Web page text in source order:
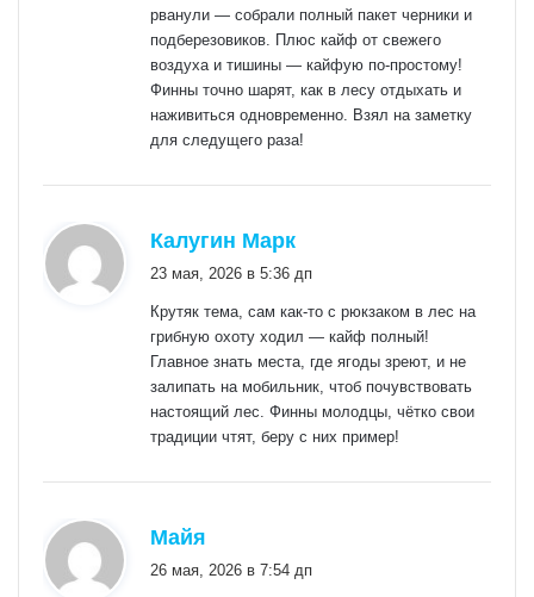
рванули — собрали полный пакет черники и
подберезовиков. Плюс кайф от свежего
воздуха и тишины — кайфую по-простому!
Финны точно шарят, как в лесу отдыхать и
наживиться одновременно. Взял на заметку
для следущего раза!
Калугин Марк
23 мая, 2026 в 5:36 дп
Крутяк тема, сам как-то с рюкзаком в лес на
грибную охоту ходил — кайф полный!
Главное знать места, где ягоды зреют, и не
залипать на мобильник, чтоб почувствовать
настоящий лес. Финны молодцы, чётко свои
традиции чтят, беру с них пример!
Майя
26 мая, 2026 в 7:54 дп